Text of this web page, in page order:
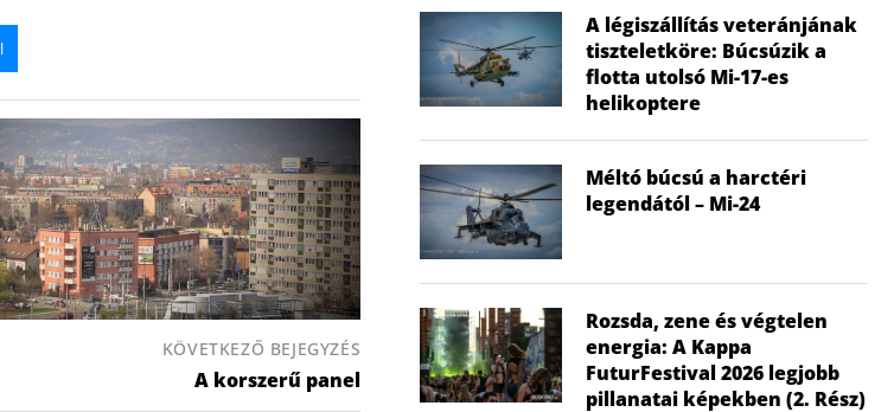
KÖVETKEZŐ BEJEGYZÉS
A korszerű panel
A légiszállítás veteránjának
tiszteletköre: Búcsúzik a
flotta utolsó Mi-17-es
helikoptere
Méltó búcsú a harctéri
legendától – Mi-24
Rozsda, zene és végtelen
energia: A Kappa
FuturFestival 2026 legjobb
pillanatai képekben (2. Rész)